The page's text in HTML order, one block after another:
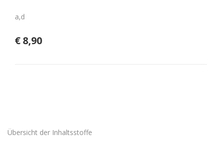
a,d
€ 8,90
Übersicht der Inhaltsstoffe